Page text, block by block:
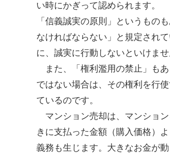
い時にかぎって認められます。
「信義誠実の原則」というもの
なければならない」と規定され
に、誠実に行動しないといけませ
また、「権利濫用の禁止」も
ではない場合は、その権利を行
ているのです。
マンション売却は、マンショ
きに支払った金額（購入価格）
義務も生じます。大きなお金が